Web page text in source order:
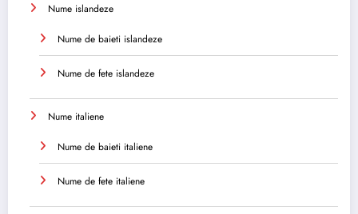
Nume islandeze
Nume de baieti islandeze
Nume de fete islandeze
Nume italiene
Nume de baieti italiene
Nume de fete italiene